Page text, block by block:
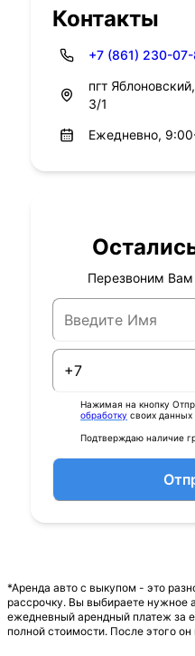
Контакты
+7 (861) 230-
пгт
3/1
Ежедневно,
Перезвоним Вам
Нажимая на кнопку
обработку своих данных
Подтверждаю наличие
*Аренда авто с выкупом - это
рассрочку. Вы выбираете нужное
ежедневный арендный платеж за
полной стоимости. После этого